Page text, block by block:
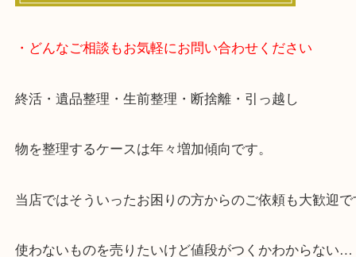
▽お電話の方は下記バナーをタップしてください▽